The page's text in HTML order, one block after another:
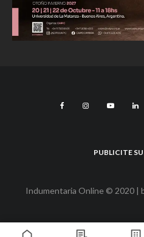
PUBLICITE
Indumentaria Online © 2020 |